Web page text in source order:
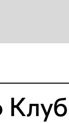
Клуб